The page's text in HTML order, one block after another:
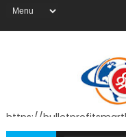
https://